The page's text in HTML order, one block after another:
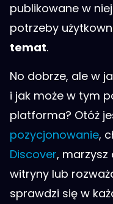
publikowane w
potrzeby
temat.
No dobrze, ale w
i jak może w tym
platforma? Otóż
pozycjonowanie,
Discover, marzysz
witryny lub
sprawdzi się w